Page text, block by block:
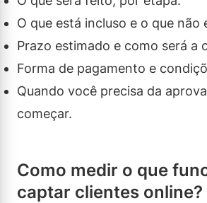
O que está incluso e o que não
Prazo estimado e como será a
Forma de pagamento e
Quando você precisa da
começar.
Como medir o que
captar clientes online?